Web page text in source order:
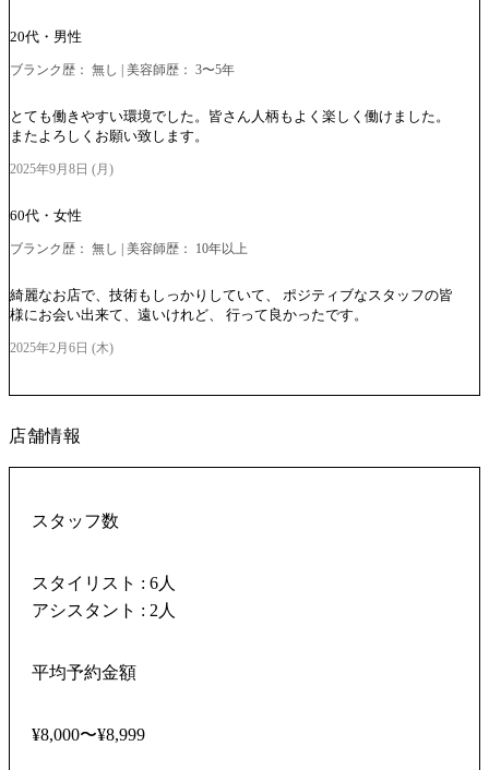
20代・男性
ブランク歴： 無し | 美容師歴： 3〜5年
とても働きやすい環境でした。皆さん人柄もよく楽しく働けました。
またよろしくお願い致します。
2025年9月8日 (月)
60代・女性
ブランク歴： 無し | 美容師歴： 10年以上
綺麗なお店で、技術もしっかりしていて、 ポジティブなスタッフの皆
様にお会い出来て、遠いけれど、 行って良かったです。
2025年2月6日 (木)
店舗情報
スタッフ数
スタイリスト : 6人
アシスタント : 2人
平均予約金額
¥8,000〜¥8,999